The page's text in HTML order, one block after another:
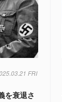
FRI
を衰退さ